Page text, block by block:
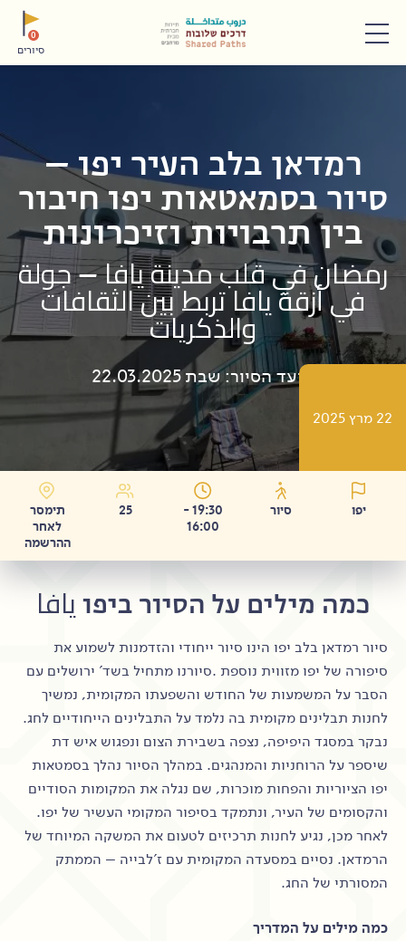
תפריט 0
סיורים
רמדאן בלב העיר יפו –
סיור בסמאטאות יפו חיבור
בין תרבויות וזיכרונות
رمضان في قلب مدينة يافا – جولة
في أزقة يافا تربط بين الثقافات
والذكريات
מועד הסיור: שבת 22.03.2025
22 מרץ 2025
יפו סיור
19:30 -
16:00
25
תימסר
לאחר
ההרשמה
כמה מילים על הסיור ביפו يافا
סיור רמדאן בלב יפו הינו סיור ייחודי והזדמנות לשמוע את
סיפורה של יפו מזווית נוספת .סיורנו מתחיל בשד' ירושלים עם
הסבר על המשמעות של החודש והשפעתו המקומית, נמשיך
לחנות תבלינים מקומית בה נלמד על התבלינים הייחודיים לחג.
נבקר במסגד היפיפה, נצפה בשבירת הצום ונפגוש איש דת
שיספר על הרוחניות והמנהגים. במהלך הסיור נהלך בסמטאות
יפו הציוריות והפחות מוכרות, שם נגלה את המקומות הסודיים
והקסומים של העיר, ונתמקד בסיפור המקומי העשיר של יפו.
לאחר מכן, נגיע לחנות תרכיזים לטעום את המשקה המיוחד של
הרמדאן. נסיים במסעדה המקומית עם ז'לבייה – הממתק
המסורתי של החג.
כמה מילים על המדריך